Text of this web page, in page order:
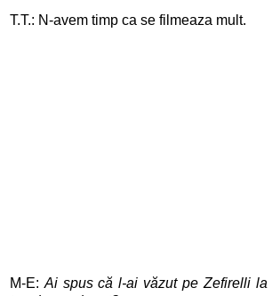
T.T.: N-avem timp ca se filmeaza mult.
M-E: Ai spus că l-ai văzut pe Zefirelli la